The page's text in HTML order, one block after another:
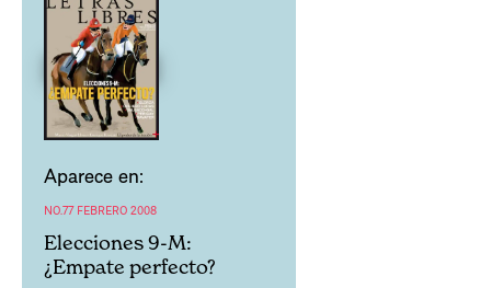
Aparece en:
NO.77 FEBRERO 2008
Elecciones 9-M:
¿Empate perfecto?